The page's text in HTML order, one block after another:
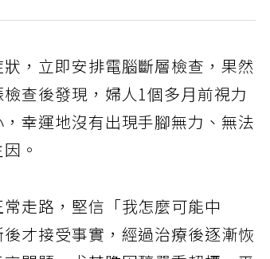
，立即安排電腦斷層檢查，果然
查後發現，婦人1個多月前視力
幸運地沒有出現手腳無力、無法
。
走路，堅信「我怎麼可能中
才接受事實，經過治療後逐漸恢